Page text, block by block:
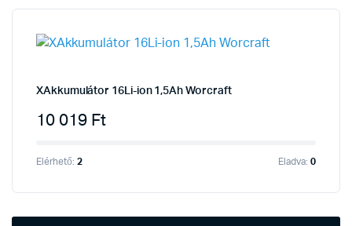
XAkkumulátor 16Li-ion 1,5Ah Worcraft
10 019 Ft
Elérhető: 2 Eladva:0